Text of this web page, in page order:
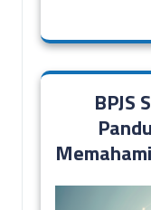
BPJS